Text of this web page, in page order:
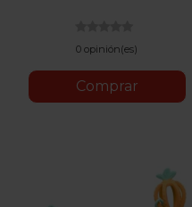
0 opinión(es)
Comprar